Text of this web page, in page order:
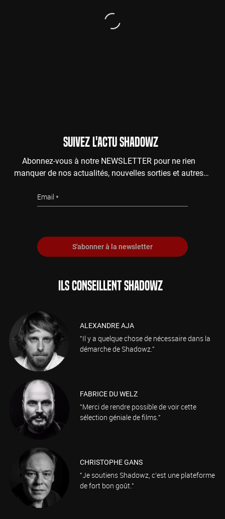
SUIVEZ L'ACTU SHADOWZ
Abonnez-vous à notre NEWSLETTER pour ne rien
manquer de nos actualités, nouvelles sorties et autres
Email
S'abonner à la newsletter
ILS CONSEILLENT SHADOWZ
ALEXANDRE AJA
"Il y a quelque chose de nécessaire dans la
démarche de Shadowz."
FABRICE DU WELZ
"Merci de rendre possible de voir cette
sélection géniale de films."
CHRISTOPHE GANS
"Je soutiens Shadowz, c'est une plateforme
de fort bon goût."